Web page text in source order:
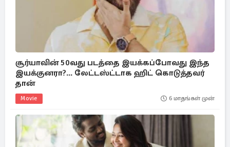
சூர்யாவின் 50வது படத்தை இயக்கப்போவது இந்த
இயக்குனரா?... லேட்டஸ்ட்டாக ஹிட் கொடுத்தவர்
தான்
Movie 6 மாதங்கள் முன்